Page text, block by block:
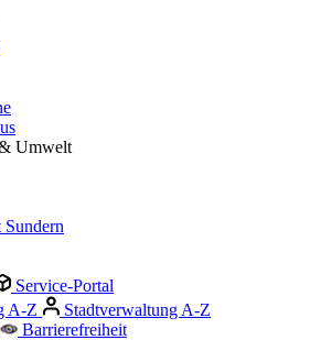
Umwelt
Sundern
Service-Portal
A-Z
Stadtverwaltung A-Z
Barrierefreiheit